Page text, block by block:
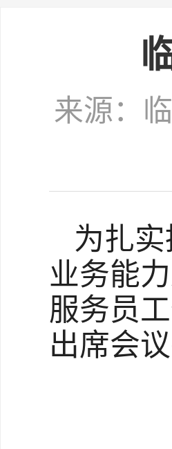
来源：
为扎
业务能
服务员
出席会